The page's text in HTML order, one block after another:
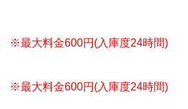
※最大料金600円(入庫度24時間)
※最大料金600円(入庫度24時間)